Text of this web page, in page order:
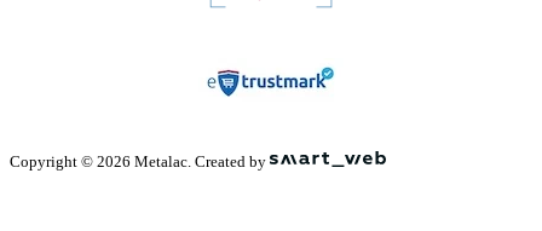
Copyright © 2026 Metalac. Created by